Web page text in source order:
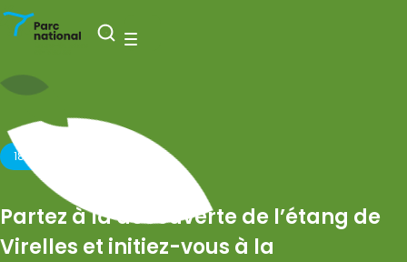
National Park Entre-Sambre-et-Meuse
Open search
18 FEBRUARY 2026
Partez à la découverte de l’étang de
Virelles et initiez-vous à la